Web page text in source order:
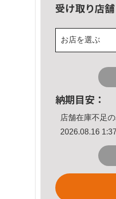
受け取り店舗
お店を選ぶ
納期目安：
店舗在庫不足
2026.08.16